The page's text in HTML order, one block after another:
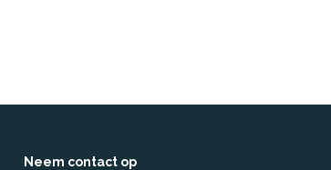
Neem contact op